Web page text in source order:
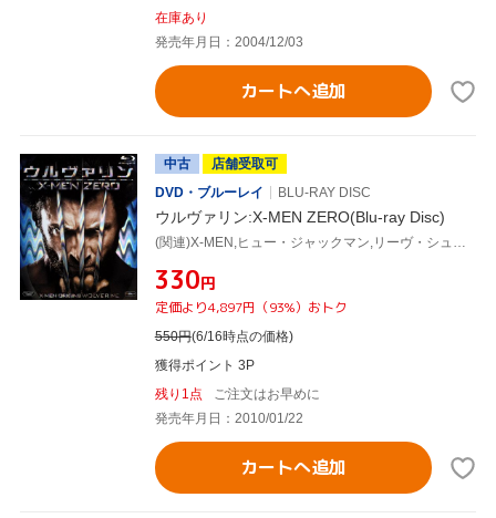
在庫あり
発売年月日：2004/12/03
カートへ追加
中古
店舗受取可
DVD・ブルーレイ
BLU-RAY DISC
ウルヴァリン:X-MEN ZERO(Blu-ray Disc)
(関連)X-MEN,ヒュー・ジャックマン,リーヴ・シュレイバー,リン・コリンズ,ギャヴィン・フッド(監督),ハリー・グレッグソン=ウィリアムズ(音楽)
¥330円
定価より4,897円（93%）おトク
550円(6/16時点の価格)
獲得ポイント 3P
残り1点
ご注文はお早めに
発売年月日：2010/01/22
カートへ追加